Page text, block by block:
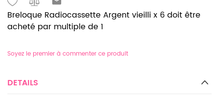
Breloque Radiocassette Argent vieilli x 6 doit être
acheté par multiple de 1
Soyez le premier à commenter ce produit
DETAILS